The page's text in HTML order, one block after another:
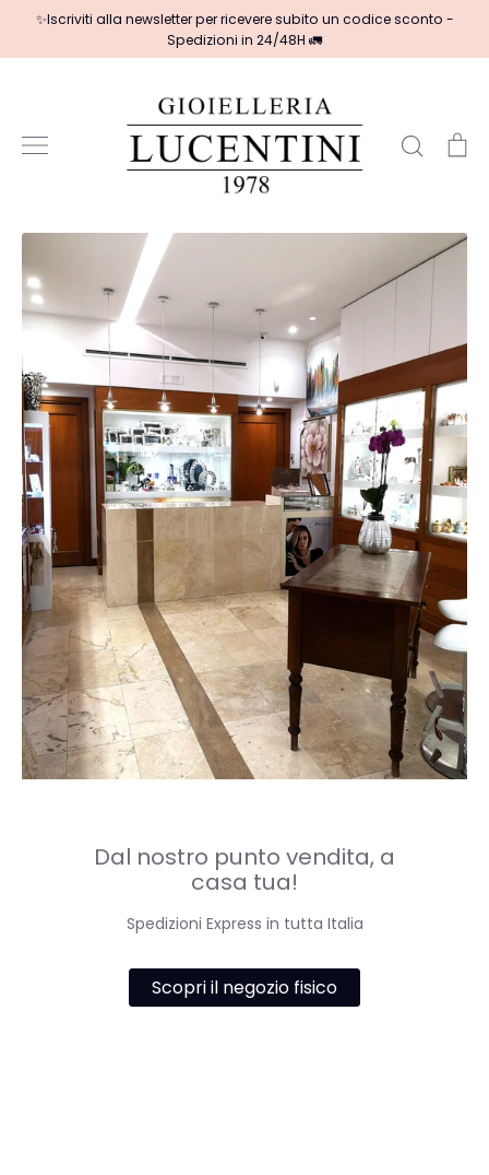
Salta
contenuto
✨Iscriviti alla newsletter per ricevere subito un codice sconto -
Spedizioni in 24/48H 🚛
Cerca
Dal nostro punto vendita, a
casa tua!
Spedizioni Express in tutta Italia
Scopri il negozio fisico